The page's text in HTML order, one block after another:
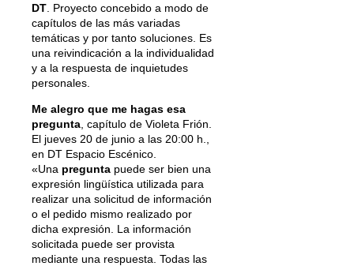
DT . Proyecto concebido a modo de
capítulos de las más variadas
temáticas y por tanto soluciones. Es
una reivindicación a la individualidad
y a la respuesta de inquietudes
personales.
Me alegro que me hagas esa
pregunta , capítulo de Violeta Frión.
El jueves 20 de junio a las 20:00 h.,
en DT Espacio Escénico.
«Una pregunta puede ser bien una
expresión lingüística utilizada para
realizar una solicitud de información
o el pedido mismo realizado por
dicha expresión. La información
solicitada puede ser provista
mediante una respuesta. Todas las